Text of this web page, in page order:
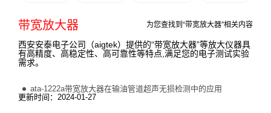
带宽放大器 为您查找到“带宽放大器”相关内容
西安安泰电子公司（aigtek）提供的“带宽放大器”等放大仪器具
有高精度、高稳定性、高可靠性等特点,满足您的电子测试实验
需求。
ata-1222a带宽放大器在输油管道超声无损检测中的应用
更新时间：2024-01-27